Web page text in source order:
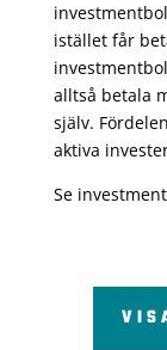
istället får
alltså betala
själv.
aktiva
Se